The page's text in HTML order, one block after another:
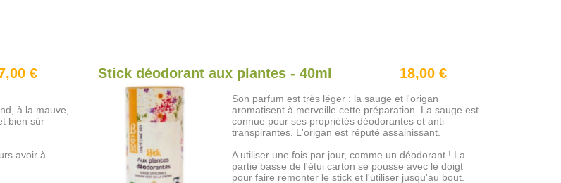
€
à la mauve,
bien sûr
avoir à
Stick déodorant aux plantes - 40ml 18,00 €
Son parfum est très léger : la sauge et l'origan
aromatisent à merveille cette préparation. La sauge est
connue pour ses propriétés déodorantes et anti
transpirantes. L'origan est réputé assainissant.
A utiliser une fois par jour, comme un déodorant ! La
partie basse de l'étui carton se pousse avec le doigt
pour faire remonter le stick et l'utiliser jusqu'au bout.